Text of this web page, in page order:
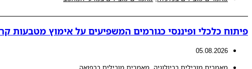
פיתוח כלכלי ופיננסי כגורמים המשפיעים על אימוץ מטבעות
05.08.2026